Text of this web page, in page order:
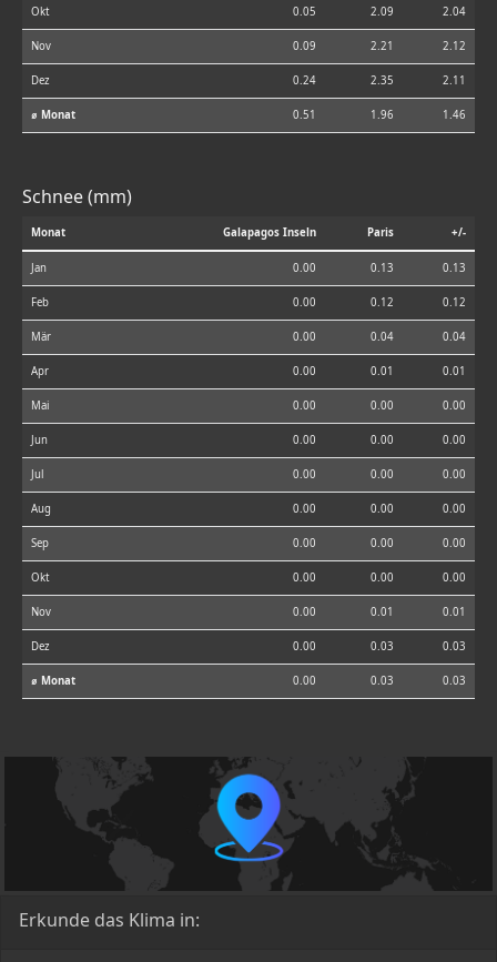
Okt 0.05 2.09 2.04
Nov 0.09 2.21 2.12
Dez 0.24 2.35 2.11
⌀ Monat 0.51 1.96 1.46
Schnee (mm)
Monat Galapagos Inseln Paris +/-
Jan 0.00 0.13 0.13
Feb 0.00 0.12 0.12
Mär 0.00 0.04 0.04
Apr 0.00 0.01 0.01
Mai 0.00 0.00 0.00
Jun 0.00 0.00 0.00
Jul 0.00 0.00 0.00
Aug 0.00 0.00 0.00
Sep 0.00 0.00 0.00
Okt 0.00 0.00 0.00
Nov 0.00 0.01 0.01
Dez 0.00 0.03 0.03
⌀ Monat 0.00 0.03 0.03
Erkunde das Klima in: